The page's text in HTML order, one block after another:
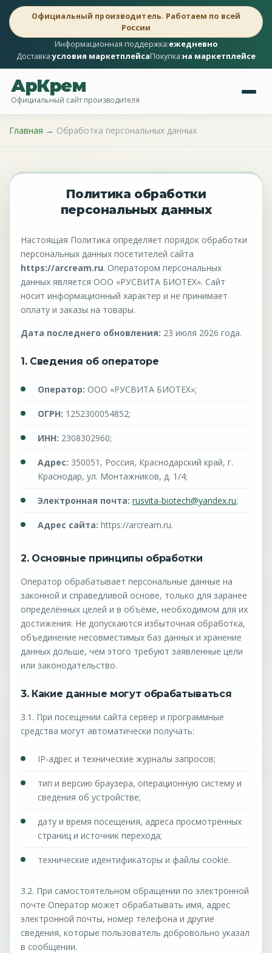
Официальный производитель. Работаем по всей
России
Информационная поддержка:ежедневно
Доставка:условия маркетплейсаПокупка:на маркетплейсе
АрКрем
Официальный сайт производителя
Главная → Обработка персональных данных
Политика обработки
персональных данных
Настоящая Политика определяет порядок обработки
персональных данных посетителей сайта
https://arcream.ru. Оператором персональных
данных является ООО «РУСВИТА БИОТЕХ». Сайт
носит информационный характер и не принимает
оплату и заказы на товары.
Дата последнего обновления: 23 июля 2026 года.
1. Сведения об операторе
Оператор: ООО «РУСВИТА БИОТЕХ»;
ОГРН: 1252300054852;
ИНН: 2308302960;
Адрес: 350051, Россия, Краснодарский край, г.
Краснодар, ул. Монтажников, д. 1/4;
Электронная почта: rusvita-biotech@yandex.ru;
Адрес сайта: https://arcream.ru.
2. Основные принципы обработки
Оператор обрабатывает персональные данные на
законной и справедливой основе, только для заранее
определённых целей и в объёме, необходимом для их
достижения. Не допускаются избыточная обработка,
объединение несовместимых баз данных и хранение
данных дольше, чем этого требуют заявленные цели
или законодательство.
3. Какие данные могут обрабатываться
3.1. При посещении сайта сервер и программные
средства могут автоматически получать:
IP-адрес и технические журналы запросов;
тип и версию браузера, операционную систему и
сведения об устройстве;
дату и время посещения, адреса просмотренных
страниц и источник перехода;
технические идентификаторы и файлы cookie.
3.2. При самостоятельном обращении по электронной
почте Оператор может обрабатывать имя, адрес
электронной почты, номер телефона и другие
сведения, которые пользователь добровольно указал
в сообщении.